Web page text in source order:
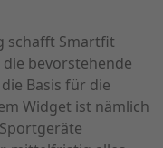
schafft Smartfit
bevorstehende
Basis für die
Widget ist nämlich